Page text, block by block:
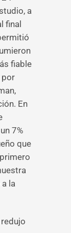
a
final
fiable
por
En
7%
que
la